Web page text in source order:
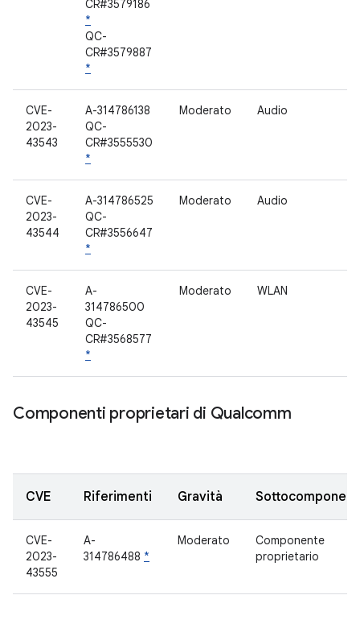
CR#3579186
*
QC-
CR#3579887
*
CVE-
2023-
43543
A-314786138
QC-
CR#3555530
*
Moderato Audio
CVE-
2023-
43544
A-314786525
QC-
CR#3556647
*
Moderato Audio
CVE-
2023-
43545
A-
314786500
QC-
CR#3568577
*
Moderato WLAN
Componenti proprietari di Qualcomm
CVE Riferimenti Gravità
CVE-
2023-
43555
A-
314786488 *
Moderato
Componente
proprietario